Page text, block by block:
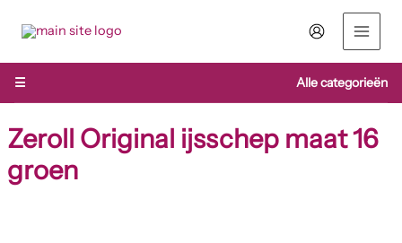
naar
inhoud
☰
Alle categorieën
Zeroll Original ijsschep maat 16
groen